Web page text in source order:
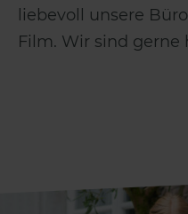
liebevoll unsere
Film. Wir sind gerne